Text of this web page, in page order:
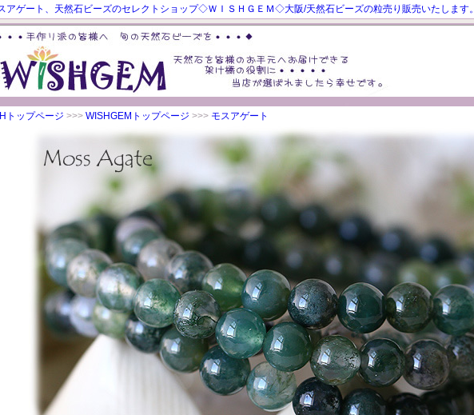
アゲート、天然石ビーズのセレクトショップ◇ＷＩＳＨＧＥＭ◇大阪/天然石ビーズの粒売り販売いたします。
トップページ >>> WISHGEMトップページ >>> モスアゲート